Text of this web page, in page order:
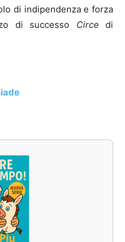
di indipendenza e forza
di successo Circe di